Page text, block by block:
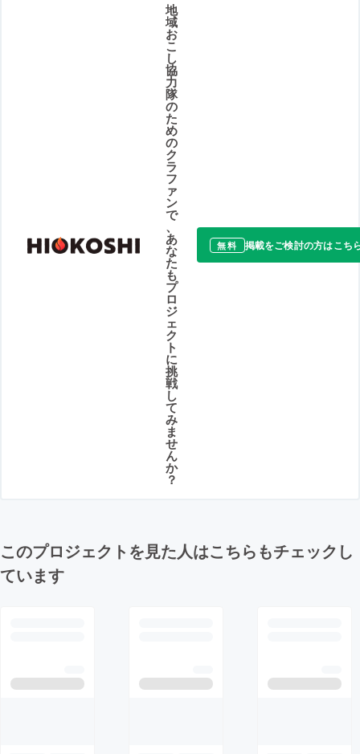
地
域
お
こ
し
協
力
隊
の
た
め
の
ク
ラ
フ
ァ
ン
で
、
あ
な
た
も
プ
ロ
ジ
ェ
ク
ト
に
挑
戦
し
て
み
ま
せ
ん
か
？
無料 掲載をご検討の方はこち
このプロジェクトを見た人はこちらもチェックし
ています